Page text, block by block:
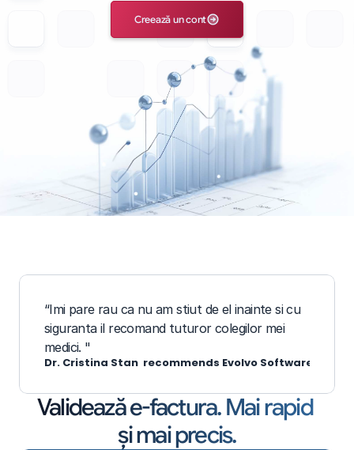
Creează un cont
“Imi pare rau ca nu am stiut de el inainte si cu
siguranta il recomand tuturor colegilor mei
medici. "
Dr. Cristina Stan  recommends Evolvo Software
Validează e-factura. Mai rapid
și mai precis.